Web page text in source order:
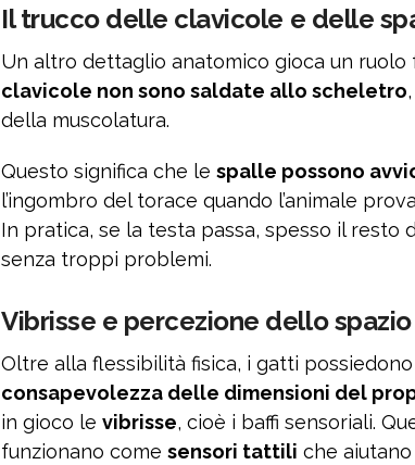
Il trucco delle clavicole e delle
Un altro dettaglio anatomico gioca un ruolo
clavicole non sono saldate allo scheletro
della muscolatura.
Questo significa che le spalle possono
l’ingombro del torace quando l’animale
In pratica, se la testa passa, spesso il resto
senza troppi problemi.
Vibrisse e percezione dello spazio
Oltre alla flessibilità fisica, i gatti
consapevolezza delle dimensioni del
in gioco le vibrisse, cioè i baffi sensoriali.
funzionano come sensori tattili che